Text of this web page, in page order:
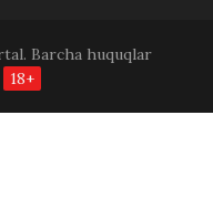
Barcha huquqlar
18+